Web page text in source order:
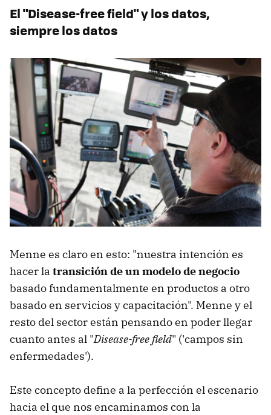
El "Disease-free field" y los datos,
siempre los datos
Menne es claro en esto: "nuestra intención es
hacer la transición de un modelo de negocio
basado fundamentalmente en productos a otro
basado en servicios y capacitación". Menne y el
resto del sector están pensando en poder llegar
cuanto antes al "Disease-free field" ('campos sin
enfermedades').
Este concepto define a la perfección el escenario
hacia el que nos encaminamos con la